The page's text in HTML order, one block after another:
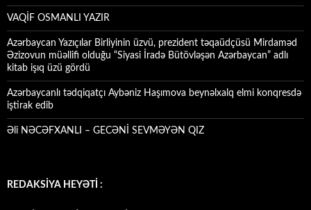
VAQİF OSMANLI YAZIR
Azərbaycan Yazıçılar Birliyinin üzvü, prezident təqaüdçüsü Mirdaməd
Əzizovun müəllifi olduğu “Siyasi İradə Bütövləşən Azərbaycan” adlı
kitab işıq üzü gördü
Azərbaycanlı tədqiqatçı Aybəniz Haşımova beynəlxalq elmi konqresdə
iştirak edib
Əli NƏCƏFXANLI – GECƏNİ SEVMƏYƏN QIZ
REDAKSİYA HEYƏTİ :